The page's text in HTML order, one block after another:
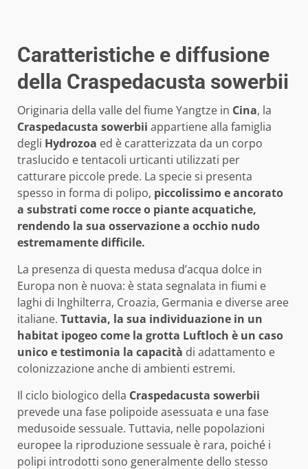
Caratteristiche e diffusione
della Craspedacusta sowerbii
Originaria della valle del fiume Yangtze in Cina, la
Craspedacusta sowerbii appartiene alla famiglia
degli Hydrozoa ed è caratterizzata da un corpo
traslucido e tentacoli urticanti utilizzati per
catturare piccole prede. La specie si presenta
spesso in forma di polipo, piccolissimo e ancorato
a substrati come rocce o piante acquatiche,
rendendo la sua osservazione a occhio nudo
estremamente difficile.
La presenza di questa medusa d’acqua dolce in
Europa non è nuova: è stata segnalata in fiumi e
laghi di Inghilterra, Croazia, Germania e diverse aree
italiane. Tuttavia, la sua individuazione in un
habitat ipogeo come la grotta Luftloch è un caso
unico e testimonia la capacità di adattamento e
colonizzazione anche di ambienti estremi.
Il ciclo biologico della Craspedacusta sowerbii
prevede una fase polipoide asessuata e una fase
medusoide sessuale. Tuttavia, nelle popolazioni
europee la riproduzione sessuale è rara, poiché i
polipi introdotti sono generalmente dello stesso